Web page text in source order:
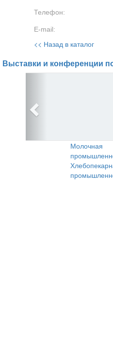
Телефон:
E-mail:
<< Назад в каталог
Выставки и конференции
Молочная